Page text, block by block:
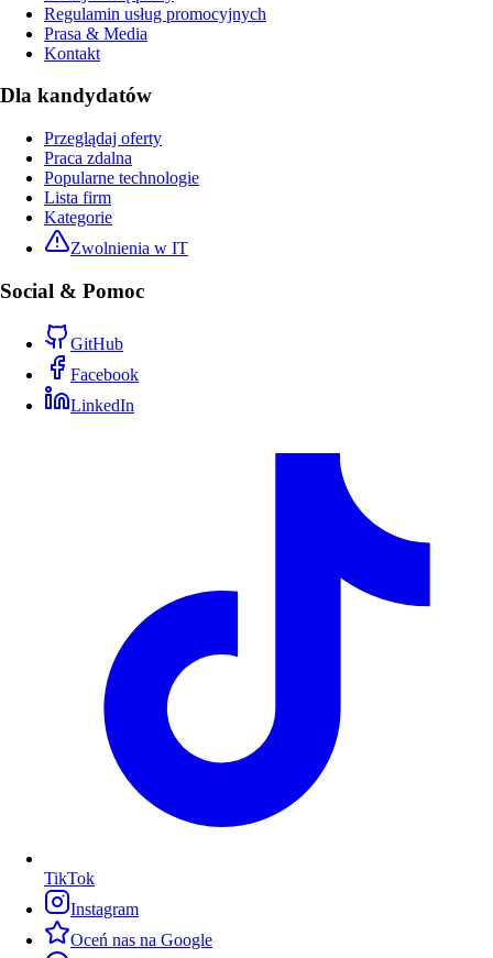
Regulamin usług promocyjnych
Prasa & Media
Kontakt
Dla kandydatów
Przeglądaj oferty
Praca zdalna
Popularne technologie
Lista firm
Kategorie
Zwolnienia w IT
Social & Pomoc
GitHub
Facebook
LinkedIn
TikTok
Instagram
Oceń nas na Google